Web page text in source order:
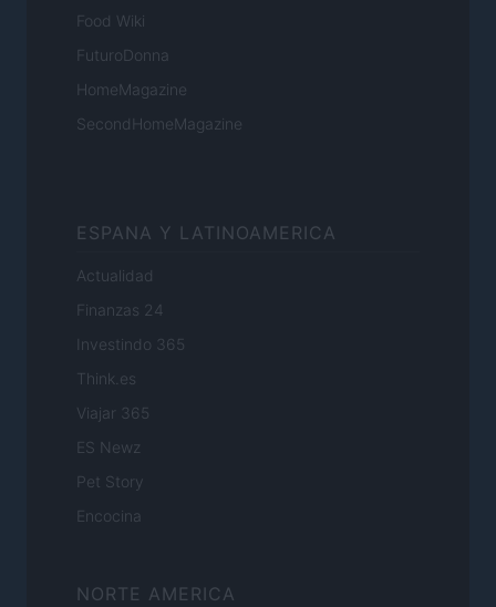
Food Wiki
FuturoDonna
HomeMagazine
SecondHomeMagazine
ESPANA Y LATINOAMERICA
Actualidad
Finanzas 24
Investindo 365
Think.es
Viajar 365
ES Newz
Pet Story
Encocina
NORTE AMERICA